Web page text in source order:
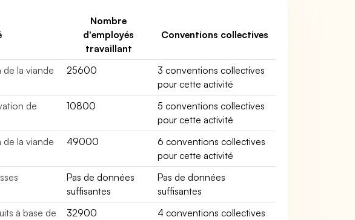
Nombre
d'employés
travaillant
Conventions collectives
la viande
25600
3 conventions collectives
pour cette activité
de
10800
5 conventions collectives
pour cette activité
la viande
49000
6 conventions collectives
pour cette activité
Pas de données
suffisantes
Pas de données
suffisantes
à base de
32900
4 conventions collectives